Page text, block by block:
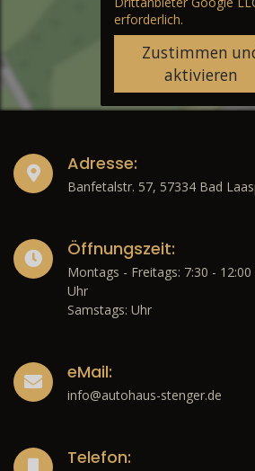
erforderlich.
Zustimmen
aktivieren
Adresse:
Banfetalstr. 57, 57334 Bad
Öffnungszeit:
Montags - Freitags: 7:30 - 12:00
Uhr
Samstags: Uhr
eMail:
info@autohaus-stenger.de
Telefon: